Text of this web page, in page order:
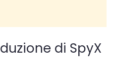
di SpyX